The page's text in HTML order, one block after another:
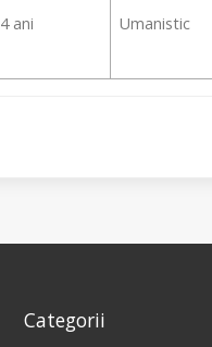
4 ani Umanistic
Categorii